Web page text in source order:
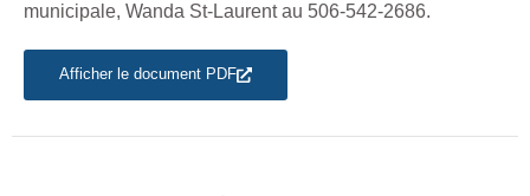
municipale, Wanda St-Laurent au 506-542-2686.
Afficher le document PDF